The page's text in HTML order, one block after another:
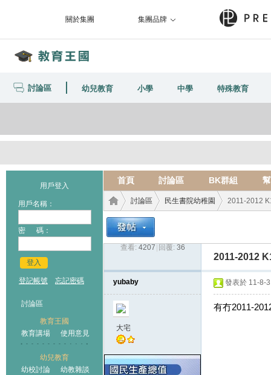
關於集團 集團品牌
討論區 幼兒教育 小學 中學 特殊教育
用戶登入
用戶名稱：
密 碼：
登入
登記帳號 忘記密碼
討論區
教育王國
教育講場
使用意見
幼兒教育
幼校討論
幼教雜談
首頁 討論區 BK群組
王國
›
討論區
›
民生書院幼稚園
›
2011-2012
查看: 4207 回覆: 36
2011-2012
yubaby
大宅
發表於 11-8-
有冇2011-